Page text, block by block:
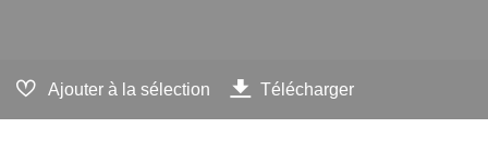
Ajouter à la sélection Télécharger